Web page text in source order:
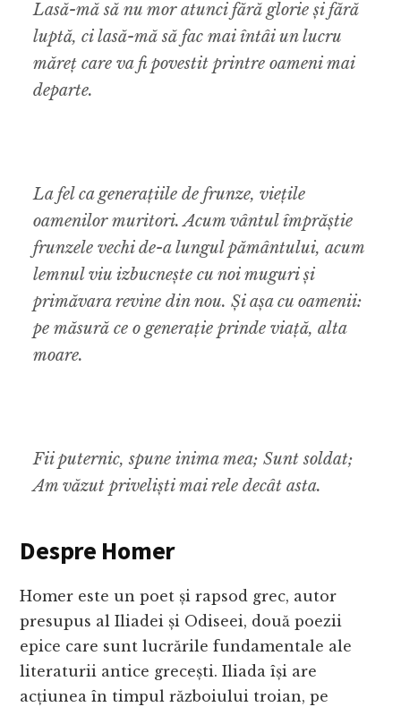
Lasă-mă să nu mor atunci fără glorie și fără
luptă, ci lasă-mă să fac mai întâi un lucru
măreț care va fi povestit printre oameni mai
departe.
La fel ca generațiile de frunze, viețile
oamenilor muritori. Acum vântul împrăștie
frunzele vechi de-a lungul pământului, acum
lemnul viu izbucnește cu noi muguri și
primăvara revine din nou. Și așa cu oamenii:
pe măsură ce o generație prinde viață, alta
moare.
Fii puternic, spune inima mea; Sunt soldat;
Am văzut priveliști mai rele decât asta.
Despre Homer
Homer este un poet și rapsod grec, autor
presupus al Iliadei și Odiseei, două poezii
epice care sunt lucrările fundamentale ale
literaturii antice grecești. Iliada își are
acțiunea în timpul războiului troian, pe